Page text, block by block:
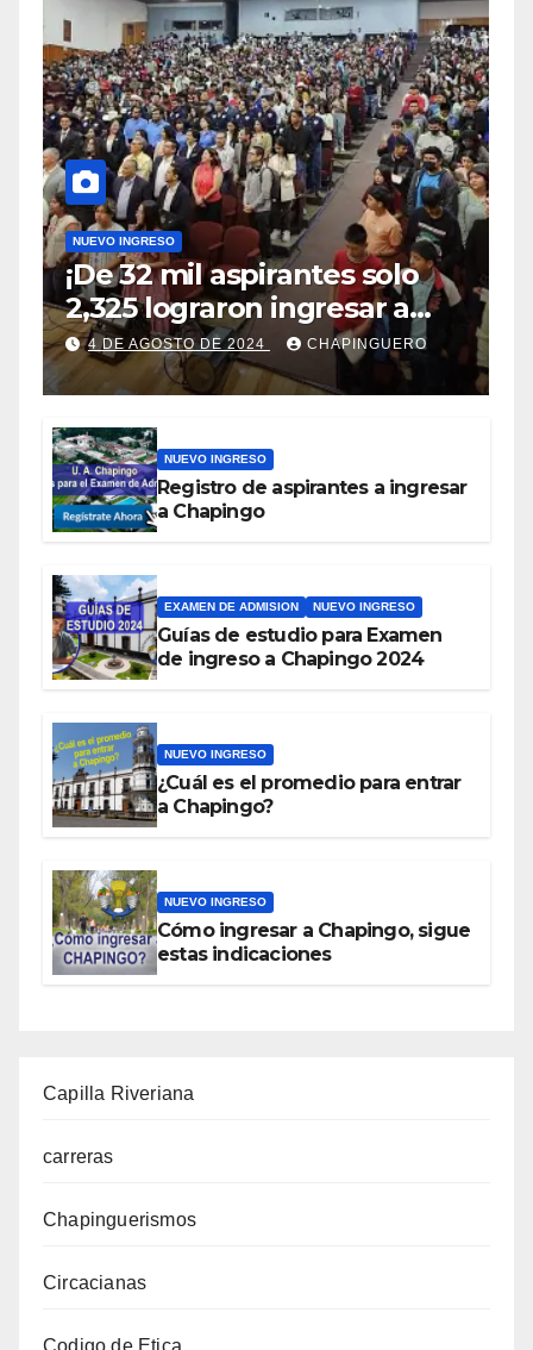
NUEVO INGRESO
¡De 32 mil aspirantes solo
2,325 lograron ingresar a
Chapingo!
4 DE AGOSTO DE 2024 CHAPINGUERO
NUEVO INGRESO
Registro de aspirantes a ingresar
a Chapingo
EXAMEN DE ADMISION NUEVO INGRESO
Guías de estudio para Examen
de ingreso a Chapingo 2024
NUEVO INGRESO
¿Cuál es el promedio para entrar
a Chapingo?
NUEVO INGRESO
Cómo ingresar a Chapingo, sigue
estas indicaciones
Capilla Riveriana
carreras
Chapinguerismos
Circacianas
Codigo de Etica